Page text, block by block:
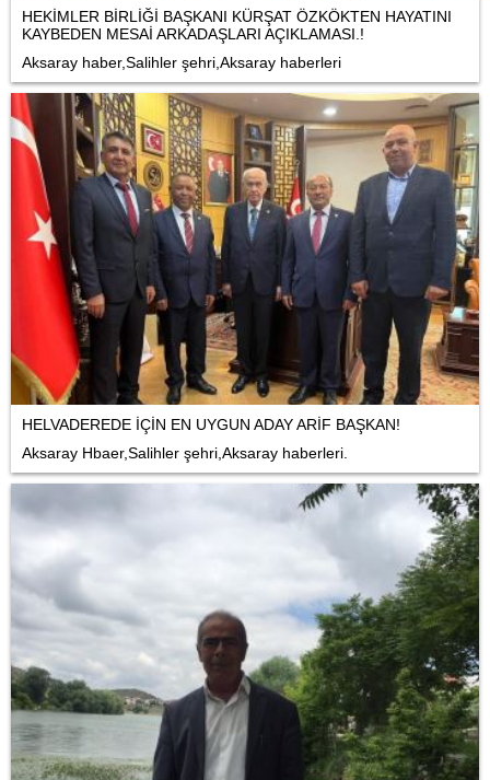
HEKİMLER BİRLİĞİ BAŞKANI KÜRŞAT ÖZKÖKTEN HAYATINI
KAYBEDEN MESAİ ARKADAŞLARI AÇIKLAMASI.!
Aksaray haber,Salihler şehri,Aksaray haberleri
HELVADEREDE İÇİN EN UYGUN ADAY ARİF BAŞKAN!
Aksaray Hbaer,Salihler şehri,Aksaray haberleri.